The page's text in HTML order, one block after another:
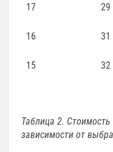
17 29
16 31
15 32
Таблица 2.
зависимости от